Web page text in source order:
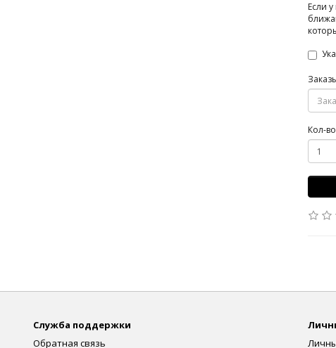
Если
Кол-во
Служба поддержки
Обратная связь